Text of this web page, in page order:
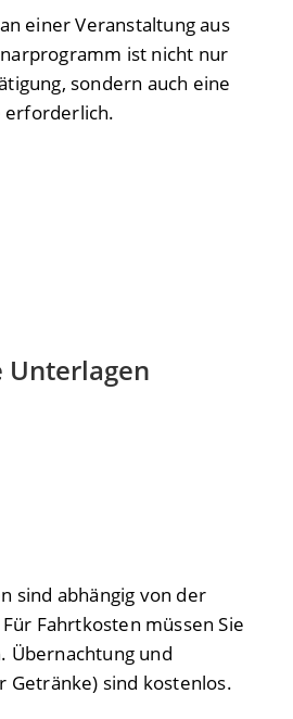
einer Veranstaltung aus
ist nicht nur
sondern auch eine
erforderlich.
Unterlagen
sind abhängig von der
Fahrtkosten müssen Sie
Übernachtung und
Getränke) sind kostenlos.